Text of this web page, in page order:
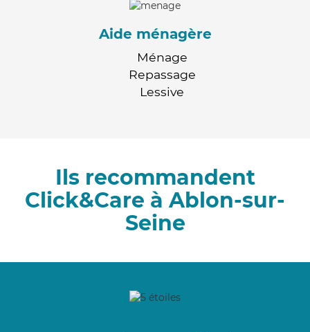
Aide ménagère
Ménage
Repassage
Lessive
Ils recommandent
Click&Care à Ablon-sur-
Seine